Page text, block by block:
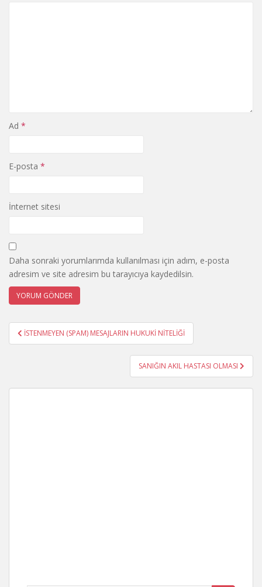
Ad *
E-posta *
İnternet sitesi
Daha sonraki yorumlarımda kullanılması için adım, e-posta
adresim ve site adresim bu tarayıcıya kaydedilsin.
Yazı
gezinmesi
İSTENMEYEN (SPAM) MESAJLARIN HUKUKİ NİTELİĞİ
SANIĞIN AKIL HASTASI OLMASI